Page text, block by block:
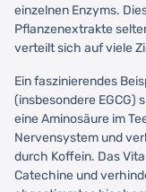
einzelnen Enzyms.
Pflanzenextrakte
verteilt sich auf viele
Ein faszinierendes
(insbesondere EGCG)
eine Aminosäure im
Nervensystem und
durch Koffein. Das
Catechine und